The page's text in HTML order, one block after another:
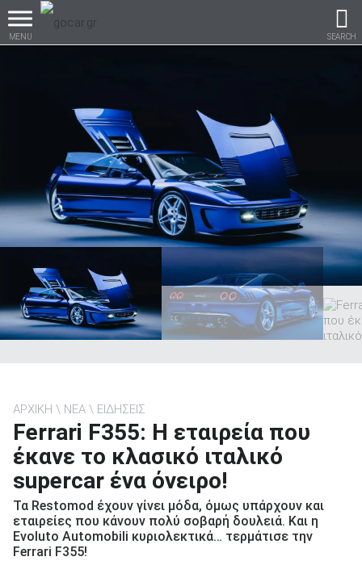
MENU SEARCH
Βρες τα πάντα για το
αυτοκίνητο!
βρες το!
Καινούρια
ΑΝΑΖΗΤΗΣΗ
Μεταχειρισμένα
ΑΡΧΙΚΗ ΝΕΑ ΕΙΔΗΣΕΙΣ
Ferrari F355: Η εταιρεία που
έκανε το κλασικό ιταλικό
supercar ένα όνειρο!
Τα Restomod έχουν γίνει μόδα, όμως υπάρχουν και
εταιρείες που κάνουν πολύ σοβαρή δουλειά. Και η
Evoluto Automobili κυριολεκτικά… τερμάτισε την
Ferrari F355!